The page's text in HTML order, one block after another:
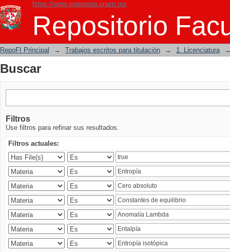
https://www.ingenieria.unam.mx
Repositorio
Buscar
RepoFI Principal → Trabajos escritos para titulación → 1. Licenciatura
Buscar
Filtros
Use filtros para refinar sus resultados.
Filtros actuales: